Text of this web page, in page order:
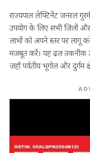
राज्यपाल लेफ्टिनेंट जनरल
उपयोग के लिए सभी जिलों और
लाभों को अपने स्तर पर लागू
मजबूत करें। यह ढल तकनीक
जहाँ पर्वतीय भूगोल और दुर्गम